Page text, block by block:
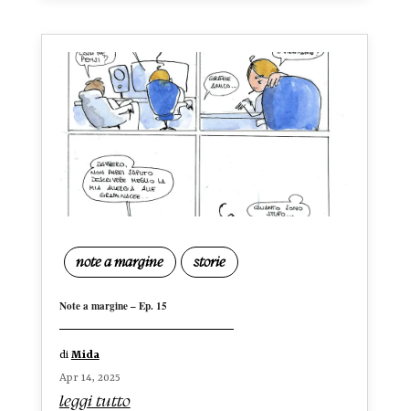
note a margine storie
Note a margine – Ep. 15
di Mida
Apr 14, 2025
leggi tutto